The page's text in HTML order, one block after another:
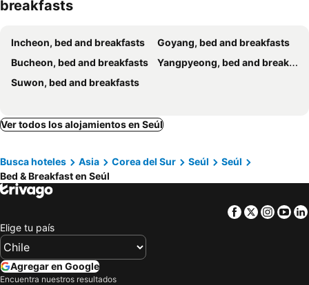
breakfasts
Incheon, bed and breakfasts
Goyang, bed and breakfasts
Bucheon, bed and breakfasts
Yangpyeong, bed and breakfasts
Suwon, bed and breakfasts
Ver todos los alojamientos en Seúl
Busca hoteles Asia Corea del Sur Seúl
Seúl
Bed & Breakfast en Seúl
Facebook
Twitter
Elige tu país
Agregar en Google
Encuentra nuestros resultados